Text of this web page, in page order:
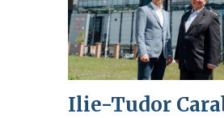
Ilie-Tudor